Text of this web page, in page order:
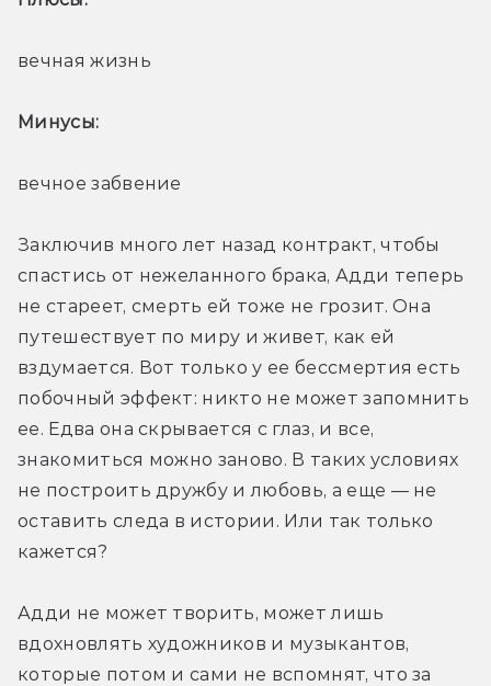
вечная жизнь
Минусы:
вечное забвение
Заключив много лет назад контракт, чтобы
спастись от нежеланного брака, Адди теперь
не стареет, смерть ей тоже не грозит. Она
путешествует по миру и живет, как ей
вздумается. Вот только у ее бессмертия есть
побочный эффект: никто не может запомнить
ее. Едва она скрывается с глаз, и все,
знакомиться можно заново. В таких условиях
не построить дружбу и любовь, а еще — не
оставить следа в истории. Или так только
кажется?
Адди не может творить, может лишь
вдохновлять художников и музыкантов,
которые потом и сами не вспомнят, что за